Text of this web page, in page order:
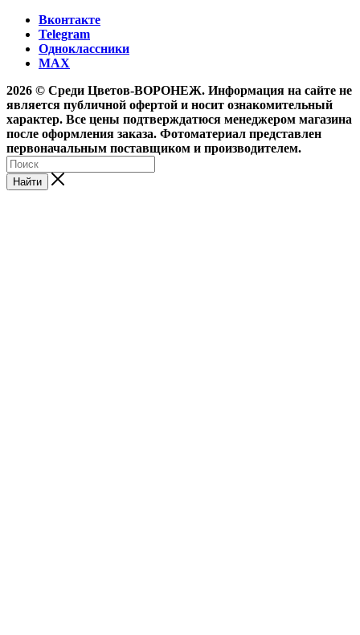
Вконтакте
Telegram
Одноклассники
MAX
2026 © Среди Цветов-ВОРОНЕЖ. Информация на сайте не
является публичной офертой и носит ознакомительный
характер. Все цены подтверждатюся менеджером магазина
после оформления заказа. Фотоматериал представлен
первоначальным поставщиком и производителем.
Найти